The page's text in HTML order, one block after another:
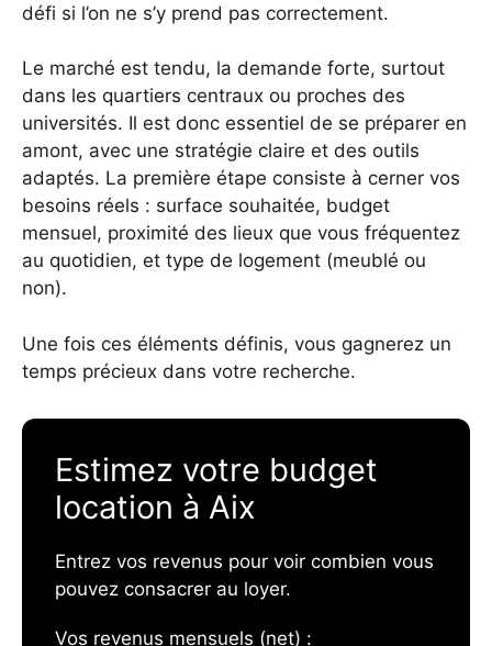
défi si l’on ne s’y prend pas correctement.
Le marché est tendu, la demande forte, surtout
dans les quartiers centraux ou proches des
universités. Il est donc essentiel de se préparer en
amont, avec une stratégie claire et des outils
adaptés. La première étape consiste à cerner vos
besoins réels : surface souhaitée, budget
mensuel, proximité des lieux que vous fréquentez
au quotidien, et type de logement (meublé ou
non).
Une fois ces éléments définis, vous gagnerez un
temps précieux dans votre recherche.
Estimez votre budget
location à Aix
Entrez vos revenus pour voir combien vous
pouvez consacrer au loyer.
Vos revenus mensuels (net) :